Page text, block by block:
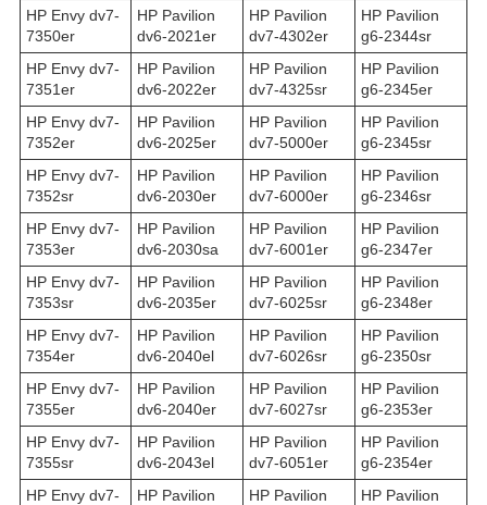
HP Envy dv7-
7350er
HP Pavilion
dv6-2021er
HP Pavilion
dv7-4302er
HP Pavilion
g6-2344sr
HP Envy dv7-
7351er
HP Pavilion
dv6-2022er
HP Pavilion
dv7-4325sr
HP Pavilion
g6-2345er
HP Envy dv7-
7352er
HP Pavilion
dv6-2025er
HP Pavilion
dv7-5000er
HP Pavilion
g6-2345sr
HP Envy dv7-
7352sr
HP Pavilion
dv6-2030er
HP Pavilion
dv7-6000er
HP Pavilion
g6-2346sr
HP Envy dv7-
7353er
HP Pavilion
dv6-2030sa
HP Pavilion
dv7-6001er
HP Pavilion
g6-2347er
HP Envy dv7-
7353sr
HP Pavilion
dv6-2035er
HP Pavilion
dv7-6025sr
HP Pavilion
g6-2348er
HP Envy dv7-
7354er
HP Pavilion
dv6-2040el
HP Pavilion
dv7-6026sr
HP Pavilion
g6-2350sr
HP Envy dv7-
7355er
HP Pavilion
dv6-2040er
HP Pavilion
dv7-6027sr
HP Pavilion
g6-2353er
HP Envy dv7-
7355sr
HP Pavilion
dv6-2043el
HP Pavilion
dv7-6051er
HP Pavilion
g6-2354er
HP Envy dv7-
HP Pavilion
HP Pavilion
HP Pavilion